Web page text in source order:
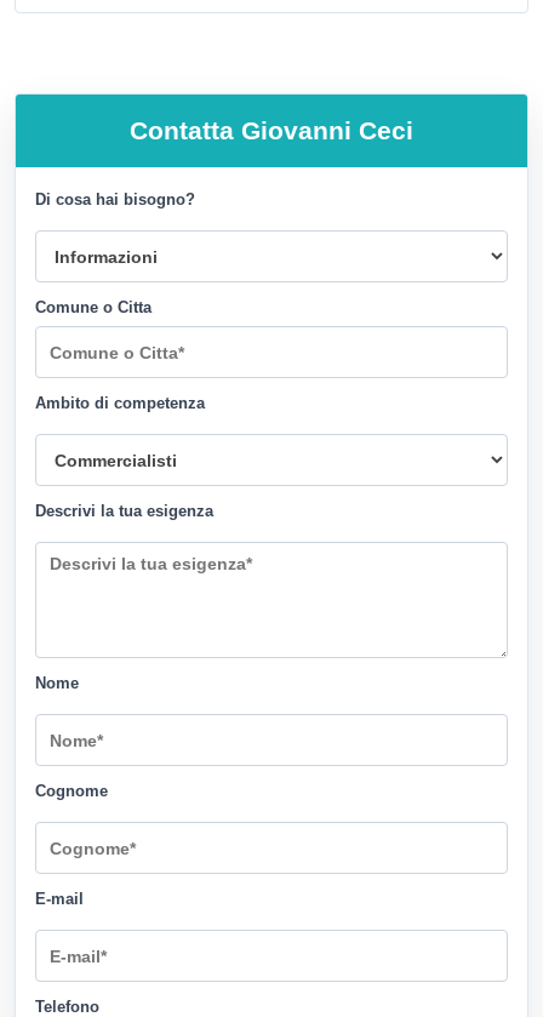
Contatta Giovanni Ceci
Di cosa hai bisogno?
Comune o Citta
Ambito di competenza
Descrivi la tua esigenza
Nome
Cognome
E-mail
Telefono